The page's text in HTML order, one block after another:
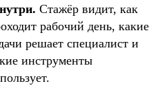
Стажёр видит, как
рабочий день, какие
решает специалист и
инструменты